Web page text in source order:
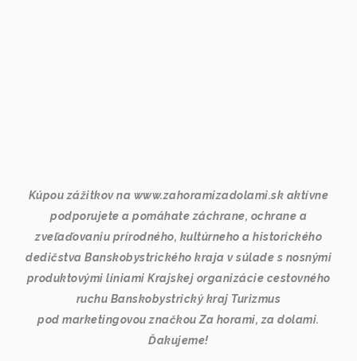
Kúpou zážitkov na www.zahoramizadolami.sk aktívne
podporujete a pomáhate záchrane, ochrane a
zveľaďovaniu prírodného, kultúrneho a historického
dedičstva Banskobystrického kraja v súlade s nosnými
produktovými líniami Krajskej organizácie cestovného
ruchu Banskobystrický kraj Turizmus
pod marketingovou značkou Za horami, za dolami.
Ďakujeme!